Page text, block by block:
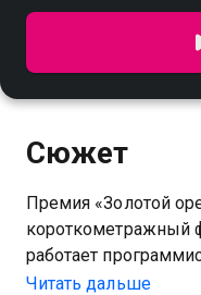
Сюжет
Премия «Золотой
короткометражный
работает
посвящает себя
Читать дальше